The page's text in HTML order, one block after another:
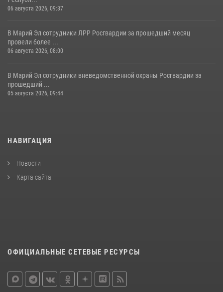
06 августа 2026, 09:37
В Марий Эл сотрудники ЛРР Росгвардии за прошедший месяц
провели более ...
06 августа 2026, 08:00
В Марий Эл сотрудники вневедомственной охраны Росгвардии за
прошедший ...
05 августа 2026, 09:44
НАВИГАЦИЯ
Новости
Карта сайта
ОФИЦИАЛЬНЫЕ СЕТЕВЫЕ РЕСУРСЫ